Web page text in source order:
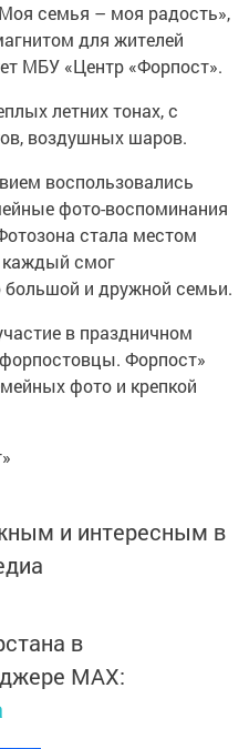
семья – моя радость»,
для жителей
МБУ «Центр «Форпост».
летних тонах, с
воздушных шаров.
воспользовались
фото-воспоминания
стала местом
каждый смог
большой и дружной семьи.
в праздничном
Форпост»
фото и крепкой
и интересным в
в
MАХ: